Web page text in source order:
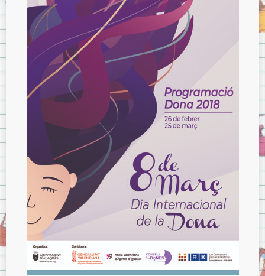
Menjador
Normes del menjador.
Menús del menjador.
Model de tíquet de menjador.
ITACA
ITACA per les famílies
Sol·licitud d’accés a «Itaca Familia»
ITACA pels docents
Avís Legal
Sobre la Protecció de Dades.